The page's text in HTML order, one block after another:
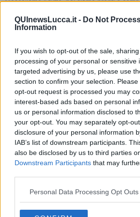
QUInewsLucca.it - Do Not
Information
If you wish to opt-out of the sale,
processing of your personal or sensitive
targeted advertising by us, please use
section to confirm your selection.
opt-out request is processed you may
interest-based ads based on personal
us or personal information disclosed to
your opt-out. You may separately opt-
disclosure of your personal information
IAB’s list of downstream participants.
also be disclosed by us to third parties
Downstream Participants that may
Personal Data Processing Opt Outs
Con l'aiuto di un coppapasta impiattiamo il
centro e versiamo qualche goccia di
Rubina Rovini
Se vuoi leggere le notizie principali della
Newsletter QUInews - ToscanaMedia.
alle 20:00 direttamente nella tua casella di
Basta cliccare QUI
Ti potrebbe interessare anche:
Vellutata di cime di rapa al cumino e
Spaghetti con crema di zucca e...
Crostatina con crema al grana padano,